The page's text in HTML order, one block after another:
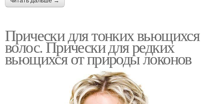
Прически для тонких вьющихся
волос. Прически для редких
вьющихся от природы локонов